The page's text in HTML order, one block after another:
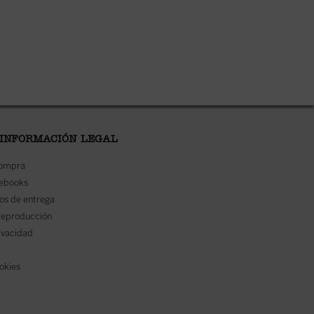
LEGAL
de entrega